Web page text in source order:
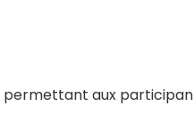
permettant aux